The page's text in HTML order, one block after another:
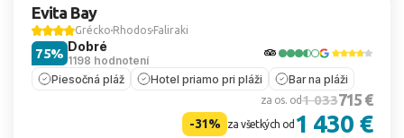
Evita Bay
Grécko Rhodos Faliraki
Dobré
1198 hodnotení
75%
Piesočná pláž Hotel priamo pri pláži Bar na pláži
za os. od1 033715 €
-31% za všetkých od 1 430 €